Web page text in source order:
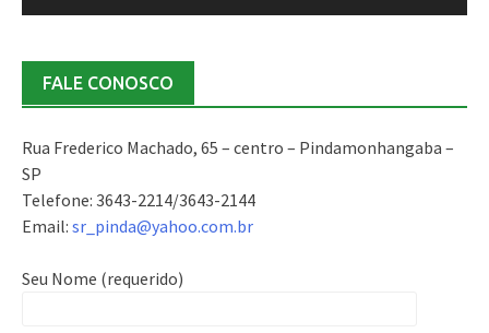
FALE CONOSCO
Rua Frederico Machado, 65 – centro – Pindamonhangaba –
SP
Telefone: 3643-2214/3643-2144
Email: sr_pinda@yahoo.com.br
Seu Nome (requerido)